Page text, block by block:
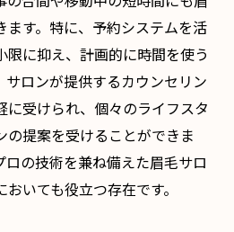
を有効活用するテクニック
ケアで日常も万全
フが提供する表参道の眉毛デ
眉デザインの重要性
の高いスタッフ陣の紹介
ッフだからできる提案力
ます。特に、予約システムを活
限に抑え、計画的に時間を使う
サロンが提供するカウンセリン
に受けられ、個々のライフスタ
の提案を受けることができま
の技術を兼ね備えた眉毛サロ
いても役立つ存在です。